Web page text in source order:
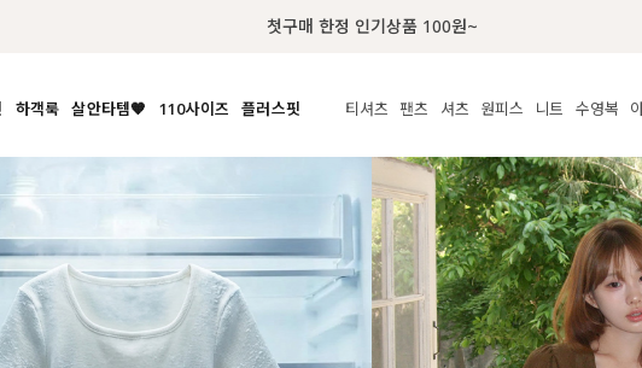
럭키 이룰렛 최대 30% OFF + 100% 당첨
하객룩
상의
원피스
살안타템🧡
캡나시/나시
셔츠/블라우스/티셔츠
여름니트
슬랙스/팬츠
원피스
110사이즈
하의
원피스
플러스핏
하의
액티브웨어
ETC
티셔츠
티셔츠
롱티셔츠
티블라우스
맨투맨/후디
폴라
민소매/나시
팬츠
쿨팬츠
일상팬츠
데님
코튼
슬랙스
셔츠
신상
셔츠
뷔스티에
블라우스
원피스
MADE
신상
미니
미디/롱
뷔스티에/레이어드
하객룩
니트
MADE
썸머 니트
가디건·집업
니트웨어
오버핏 니트
데일리 니트
수영복
MADE
애슬레져
스윔웨어
ETC
세트
점